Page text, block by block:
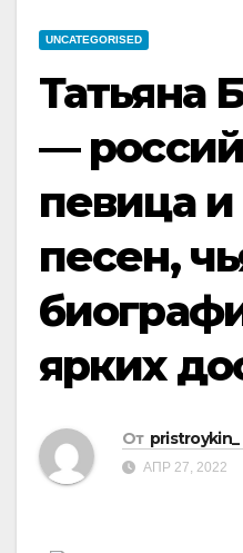
UNCATEGORISED
Татьяна
—
певица и
песен,
ярких
От pristroykin_
АПР 27, 2022